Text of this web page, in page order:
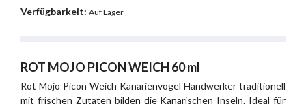
Verfügbarkeit: Auf Lager
ROT MOJO PICON WEICH 60 ml
Rot Mojo Picon Weich Kanarienvogel Handwerker traditionell
mit frischen Zutaten bilden die Kanarischen Inseln. Ideal für